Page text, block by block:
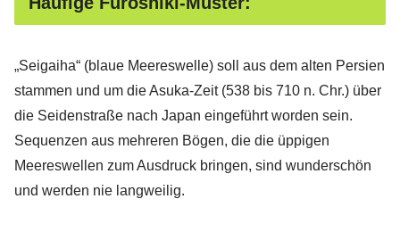
„Seigaiha“ (blaue Meereswelle) soll aus dem alten Persien
stammen und um die Asuka-Zeit (538 bis 710 n. Chr.) über
die Seidenstraße nach Japan eingeführt worden sein.
Sequenzen aus mehreren Bögen, die die üppigen
Meereswellen zum Ausdruck bringen, sind wunderschön
und werden nie langweilig.